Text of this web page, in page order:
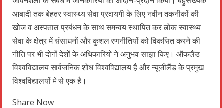
आबादी तक बेहतर स्वास्थ्य सेवा प्रदायगी के लिए नवीन तकनीकों की
खोज व अस्पताल प्रबंधन के साथ समन्वय स्थापित कर लोक स्वास्थ्य
सेवा के क्षेत्र में संसाधनों और कुशल रणनीतियों को विकसित करने की
नीति पर भी दोनों देशों के अधिकारियों ने अनुभव साझा किए। ऑकलैंड
विश्वविद्यालय सार्वजनिक शोध विश्वविद्यालय है और न्यूजीलैंड के प्रमुख
विश्वविद्यालयों में से एक है।
Share Now